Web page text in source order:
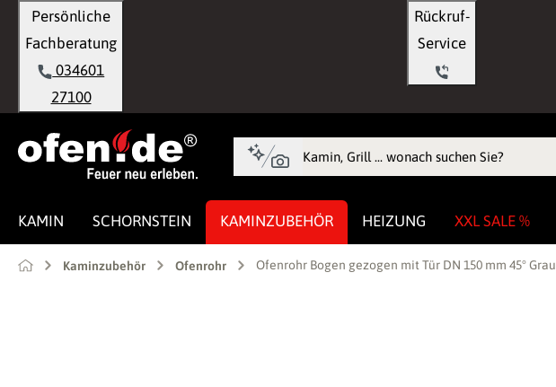
Zur Hauptnavigation springen
Persönliche
Fachberatung
034601
27100
Rückruf-
KAMIN SCHORNSTEIN KAMINZUBEHÖR HEIZUNG XXL SALE %
Kaminzubehör Ofenrohr Ofenrohr Bogen gezogen mit Tür DN 150 mm 45° Grau